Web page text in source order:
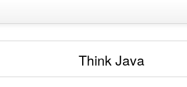
Think Java